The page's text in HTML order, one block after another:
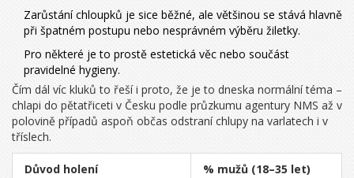
Zarůstání chloupků je sice běžné, ale většinou se stává hlavně
při špatném postupu nebo nesprávném výběru žiletky.
Pro některé je to prostě estetická věc nebo součást
pravidelné hygieny.
Čím dál víc kluků to řeší i proto, že je to dneska normální téma –
chlapi do pětatřiceti v Česku podle průzkumu agentury NMS až v
polovině případů aspoň občas odstraní chlupy na varlatech i v
tříslech.
Důvod holení % mužů (18–35 let)